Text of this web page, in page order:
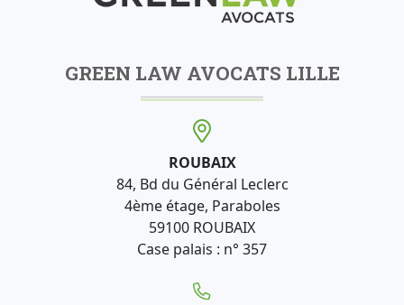
GREEN LAW AVOCATS LILLE
ROUBAIX
84, Bd du Général Leclerc
4ème étage, Paraboles
59100 ROUBAIX
Case palais : n° 357